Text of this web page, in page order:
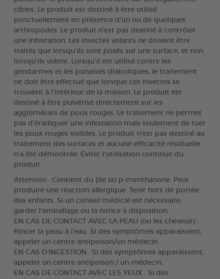
cibles. Le produit est destiné à être utilisé
ponctuellement en présence d'un ou de quelques
arthropodes. Le produit n'est pas destiné à contrôler
une infestation. Les insectes volants ne doivent être
traités que lorsqu'ils sont posés sur une surface, et non
lorsqu'ils volent. Lorsqu'il est utilisé contre les
gendarmes et les punaises diaboliques, le traitement
ne doit être effectué que lorsque ces insectes se
trouvent à l'intérieur de la maison. Le produit est
destiné à être pulvérisé directement sur les
agglomérats de poux rouges. Le traitement ne permet
pas d'éradiquer une infestation mais seulement de tuer
les poux rouges visibles. Le produit n'est pas destiné au
traitement des surfaces et aucune efficacité résiduelle
n'a été démontrée. Éviter l'utilisation continue du
produit.
Attention : Contient du (de la) p-menthanone. Peut
produire une réaction allergique. Tenir hors de portée
des enfants. Si un conseil médical est nécessaire,
garder l’emballage ou la notice à disposition.
EN CAS DE CONTACT AVEC LA PEAU (ou les cheveux) :
Rincer la peau à l’eau. Si des symptômes apparaissent,
appeler un centre antipoison/un médecin.
EN CAS D'INGESTION : Si des symptômes apparaissent,
appeler un centre antipoison / un médecin.
EN CAS DE CONTACT AVEC LES YEUX : Si des